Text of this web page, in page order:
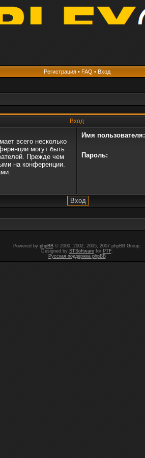
Регистрация• FAQ • Вход
Вход
всего несколько
могут быть
Прежде чем
на конференции.
Имя пользователя:
Пароль:
Powered by phpBB© 2000, 2002, 2005, 2007 phpBB Group.
Designed by STSoftwarefor PTF.
Русская поддержка phpBB